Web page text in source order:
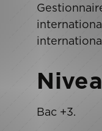
Bac +3.